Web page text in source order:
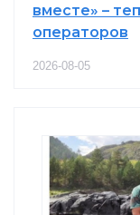
вместе» –
операторов
2026-08-05